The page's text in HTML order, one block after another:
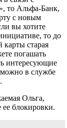
то Альфа-Банк,
с новым
вы хотите
то до
старая
погашать
интересующие
можно в службе
Ольга,
ее блокировки.